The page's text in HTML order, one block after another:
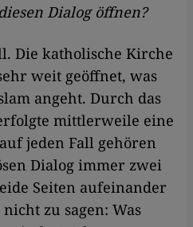
Dialog öffnen?
Die katholische Kirche
weit geöffnet, was
angeht. Durch das
mittlerweile eine
jeden Fall gehören
Dialog immer zwei
Seiten aufeinander
zu sagen: Was